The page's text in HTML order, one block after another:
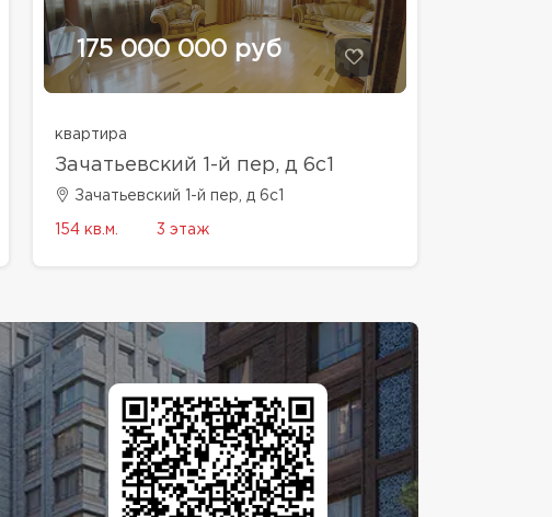
175 000 000 руб
квартира
Зачатьевский 1-й пер, д 6с1
Зачатьевский 1-й пер, д 6с1
154 кв.м. 3 этаж